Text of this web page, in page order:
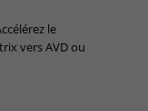
le
vers AVD ou